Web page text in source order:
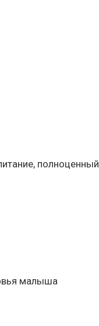
полноценный
малыша